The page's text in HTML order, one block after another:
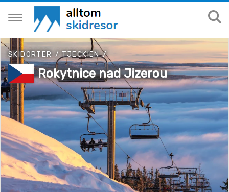
SKIDORTER / TJECKIEN/
Rokytnice nad Jizerou